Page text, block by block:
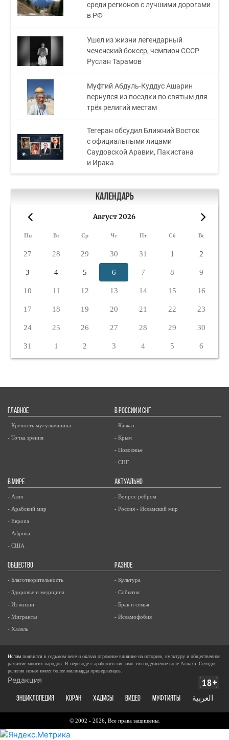
среди регионов с лучшими дорогами
в РФ
Ушел из жизни легендарный
чеченский боксер, чемпион СССР
Руслан Тарамов
Муфтий Абдуль-Куддус Ашарин
вернулся из поездки по святым для
трёх религий местам
Тегеран обсудил Ближний Восток
с официальными лицами
Саудовской Аравии, Пакистана
и Ирака
Календарь
Август 2026
Пн Вт Ср Чт Пт Сб Вс
27 28 29 30 31 1 2
3 4 5 6 7 8 9
10 11 12 13 14 15 16
17 18 19 20 21 22 23
24 25 26 27 28 29 30
31 1 2 3 4 5 6
ГЛАВНОЕ
- Крепость мусульманина
- Точка зрения
В РОССИИ И СНГ
- Кавказ
- Крым
- Поволжье
- СНГ
В МИРЕ
- Азия
- Арабский мир
- Европа
- Африка
- США
АКТУАЛЬНО
- Вопрос ребром
- Россия - Исламский мир
ОБЩЕСТВО
- Благотворительность
- Здоровье и медицина
- Из жизни
- Мигранты
- Халяль
РАЗНОЕ
- Культура
- События
- Брак и семья
- Исламофобия
Ислам появился в седьмом веке и оказал огромное влияние на историю, культуру и общественное
развитие многих народов. В переводе с арабского «ислам» это подчинение воле Аллаха. Сегодня
религия ислам имеет более миллиарда приверженцев.
Редакция
ЭНЦИКЛОПЕДИЯ КОРАН ХАДИСЫ ВИДЕО Муфтияты العربية
© 2002 - 2026, Все права защищены.